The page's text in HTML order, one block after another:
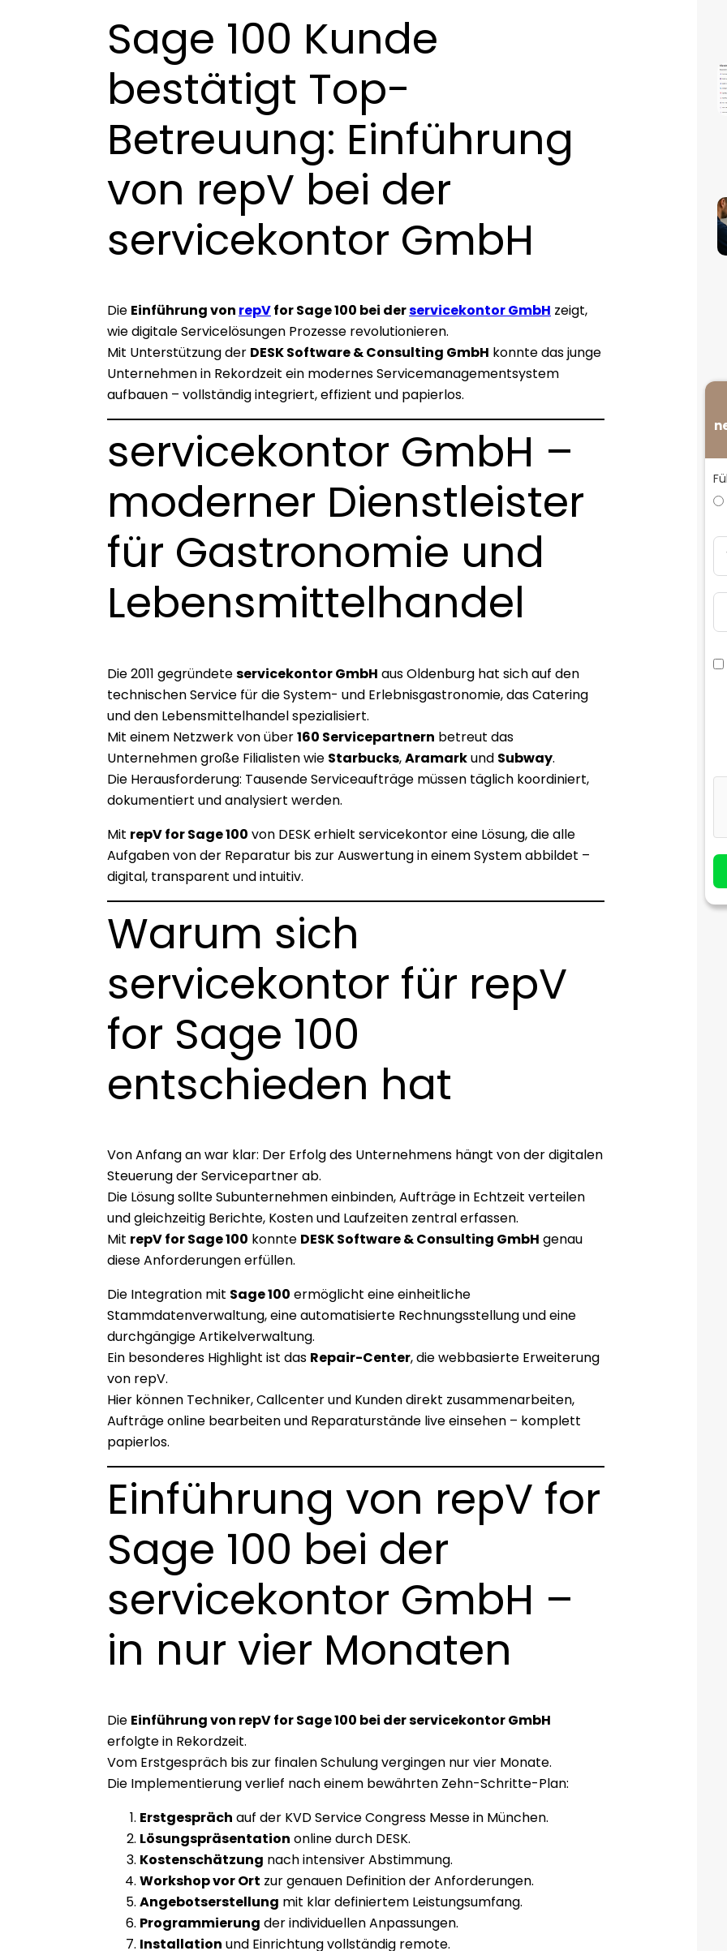
Sage 100 Kunde
bestätigt Top-
Betreuung: Einführung
von repV bei der
servicekontor GmbH
Die Einführung von repVfor Sage 100 bei derservicekontor GmbH zeigt,
wie digitale Servicelösungen Prozesse revolutionieren.
Mit Unterstützung der DESK Software & Consulting GmbH konnte das junge
Unternehmen in Rekordzeit ein modernes Servicemanagementsystem
aufbauen – vollständig integriert, effizient und papierlos.
servicekontor GmbH –
moderner Dienstleister
für Gastronomie und
Lebensmittelhandel
Die 2011 gegründeteservicekontor GmbH aus Oldenburg hat sich auf den
technischen Service für die System- und Erlebnisgastronomie, das Catering
und den Lebensmittelhandel spezialisiert.
Mit einem Netzwerk von über160 Servicepartnern betreut das
Unternehmen große Filialisten wie Starbucks,Aramarkund Subway.
Die Herausforderung: Tausende Serviceaufträge müssen täglich koordiniert,
dokumentiert und analysiert werden.
Mit repV for Sage 100 von DESK erhielt servicekontor eine Lösung, die alle
Aufgaben von der Reparatur bis zur Auswertung in einem System abbildet –
digital, transparent und intuitiv.
Warum sich
servicekontor für repV
for Sage 100
entschieden hat
Von Anfang an war klar: Der Erfolg des Unternehmens hängt von der digitalen
Steuerung der Servicepartner ab.
Die Lösung sollte Subunternehmen einbinden, Aufträge in Echtzeit verteilen
und gleichzeitig Berichte, Kosten und Laufzeiten zentral erfassen.
Mit repV for Sage 100 konnte DESK Software & Consulting GmbH genau
diese Anforderungen erfüllen.
Die Integration mit Sage 100 ermöglicht eine einheitliche
Stammdatenverwaltung, eine automatisierte Rechnungsstellung und eine
durchgängige Artikelverwaltung.
Ein besonderes Highlight ist das Repair-Center, die webbasierte Erweiterung
von repV.
Hier können Techniker, Callcenter und Kunden direkt zusammenarbeiten,
Aufträge online bearbeiten und Reparaturstände live einsehen – komplett
papierlos.
Einführung von repV for
Sage 100 bei der
servicekontor GmbH –
in nur vier Monaten
Die Einführung von repV for Sage 100 bei der servicekontor GmbH
erfolgte in Rekordzeit.
Vom Erstgespräch bis zur finalen Schulung vergingen nur vier Monate.
Die Implementierung verlief nach einem bewährten Zehn-Schritte-Plan:
Erstgespräch auf der KVD Service Congress Messe in München.
Lösungspräsentation online durch DESK.
Kostenschätzung nach intensiver Abstimmung.
Workshop vor Ort zur genauen Definition der Anforderungen.
Angebotserstellung mit klar definiertem Leistungsumfang.
Programmierung der individuellen Anpassungen.
Installation und Einrichtung vollständig remote.